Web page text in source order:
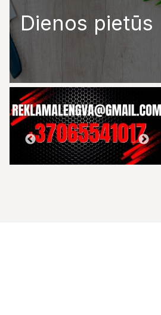
Dienos pietūs